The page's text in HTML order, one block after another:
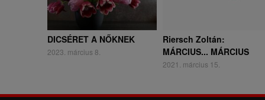
DICSÉRET A NŐKNEK
2023. március 8.
Riersch Zoltán:
MÁRCIUS... MÁRCIUS
2021. március 15.